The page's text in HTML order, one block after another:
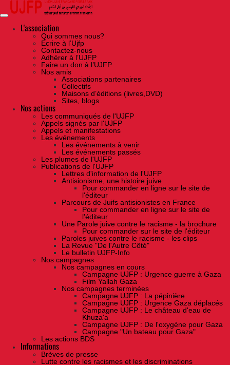
Skip
the
contentL'association
Qui sommes nous?
Ecrire à l’Ujfp
Contactez-nous
Adhérer à l’UJFP
Faire un don à l’UJFP
Nos amis
Associations partenaires
Collectifs
Maisons d’éditions (livres,DVD)
Sites, blogs
Nos actions
Les communiqués de l'UJFP
Appels signés par l'UJFP
Appels et manifestations
Les événements
Les événements à venir
Les événements passés
Les plumes de l'UJFP
Publications de l'UJFP
Lettres d'information de l'UJFP
Antisionisme, une histoire juive
Pour commander en ligne sur le site de
l'éditeur
Parcours de Juifs antisionistes en France
Pour commander en ligne sur le site de
l'éditeur
Une Parole juive contre le racisme - la brochure
Pour commander sur le site de l'éditeur
Paroles juives contre le racisme - les clips
La Revue "De l'Autre Côté"
Le bulletin UJFP-Info
Nos campagnes
Nos campagnes en cours
Campagne UJFP : Urgence guerre à Gaza
Film Yallah Gaza
Nos campagnes terminées
Campagne UJFP : La pépinière
Campagne UJFP : Urgence Gaza déplacés
Campagne UJFP : Le château d'eau de
Khuza'a
Campagne UJFP : De l'oxygène pour Gaza
Campagne "Un bateau pour Gaza"
Les actions BDS
Informations
Brèves de presse
Lutte contre les racismes et les discriminations